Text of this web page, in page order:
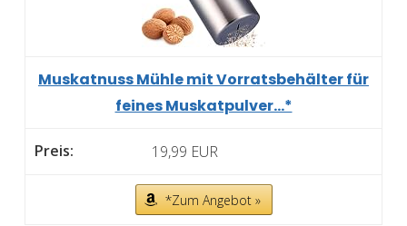
Muskatnuss Mühle mit Vorratsbehälter für
feines Muskatpulver...*
19,99 EUR
*Zum Angebot »